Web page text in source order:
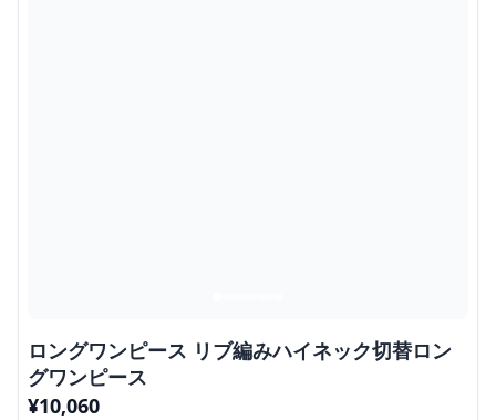
ロングワンピース リブ編みハイネック切替ロン
グワンピース
¥10,060